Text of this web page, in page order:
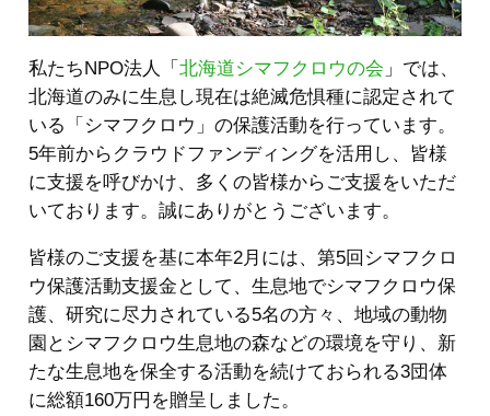
私たちNPO法人「 北海道シマフクロウの会 」では、
北海道のみに生息し現在は絶滅危惧種に認定されて
いる「シマフクロウ」の保護活動を行っています。
5年前からクラウドファンディングを活用し、皆様
に支援を呼びかけ、多くの皆様からご支援をいただ
いております。誠にありがとうございます。
皆様のご支援を基に本年2月には、第5回シマフクロ
ウ保護活動支援金として、生息地でシマフクロウ保
護、研究に尽力されている5名の方々、地域の動物
園とシマフクロウ生息地の森などの環境を守り、新
たな生息地を保全する活動を続けておられる3団体
に総額160万円を贈呈しました。